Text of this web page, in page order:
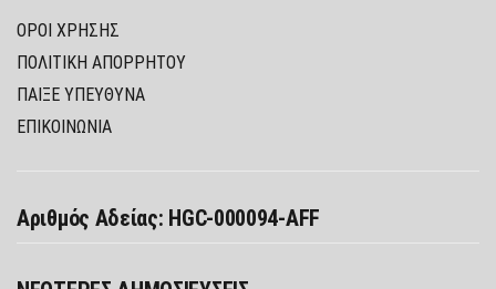
ΌΡΟΙ ΧΡΉΣΗΣ
ΠΟΛΙΤΙΚΉ ΑΠΟΡΡΉΤΟΥ
ΠΑΊΞΕ ΥΠΕΎΘΥΝΑ
ΕΠΙΚΟΙΝΩΝΙΑ
Αριθμός Αδείας: HGC-000094-AFF